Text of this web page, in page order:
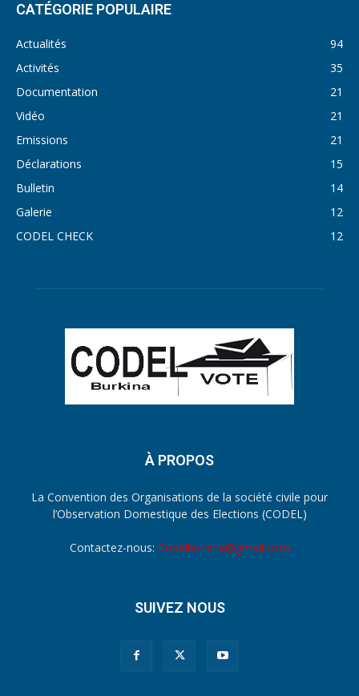
CATÉGORIE POPULAIRE
Actualités
94
Activités
35
Documentation
21
Vidéo
21
Emissions
21
Déclarations
15
Bulletin
14
Galerie
12
CODEL CHECK
12
À PROPOS
La Convention des Organisations de la société civile pour
l’Observation Domestique des Elections (CODEL)
Contactez-nous: Codelburkina@gmail.com
SUIVEZ NOUS